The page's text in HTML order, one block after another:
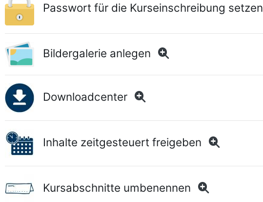
Passwort für die Kurseinschreibung setzen
Bildergalerie anlegen
Downloadcenter
Inhalte zeitgesteuert freigeben
Kursabschnitte umbenennen